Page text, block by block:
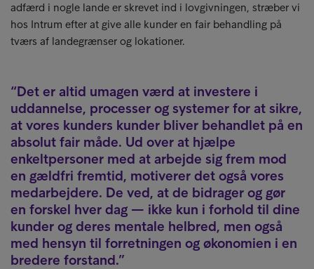
adfærd i nogle lande er skrevet ind i lovgivningen, stræber vi
hos Intrum efter at give alle kunder en fair behandling på
tværs af landegrænser og lokationer.
Det er altid umagen værd at investere i
uddannelse, processer og systemer for at sikre,
at vores kunders kunder bliver behandlet på en
absolut fair måde. Ud over at hjælpe
enkeltpersoner med at arbejde sig frem mod
en gældfri fremtid, motiverer det også vores
medarbejdere. De ved, at de bidrager og gør
en forskel hver dag — ikke kun i forhold til dine
kunder og deres mentale helbred, men også
med hensyn til forretningen og økonomien i en
bredere forstand.